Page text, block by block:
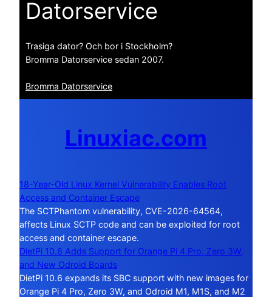
Datorservice
Trasiga dator? Och bor i Stockholm?
Bromma Datorservice sedan 2007.
Bromma Datorservice
Linuxiac.com
18-Year-Old Linux Kernel Vulnerability Enables Root
Access and Container Escape
The SCTPhantom vulnerability, CVE-2026-64564,
affects Linux SCTP code and can be exploited for root
access and container escape.
DietPi 10.6 Adds Support for Orange Pi 4 Pro, Zero 3W,
and New Odroid Boards
DietPi 10.6 expands its SBC support with new images for
Orange Pi 4 Pro, Zero 3W, and Odroid M1, M1S, and M2